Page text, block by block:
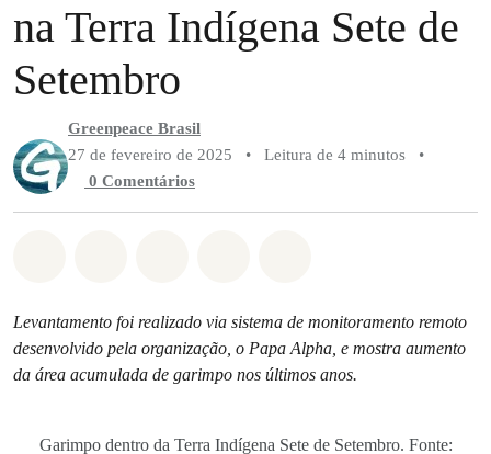
na Terra Indígena Sete de
Setembro
Greenpeace Brasil
27 de fevereiro de 2025
• Leitura de 4 minutos
•
0 Comentários
Levantamento foi realizado via sistema de monitoramento remoto
desenvolvido pela organização, o Papa Alpha, e mostra aumento
da área acumulada de garimpo nos últimos anos.
Garimpo dentro da Terra Indígena Sete de Setembro. Fonte: